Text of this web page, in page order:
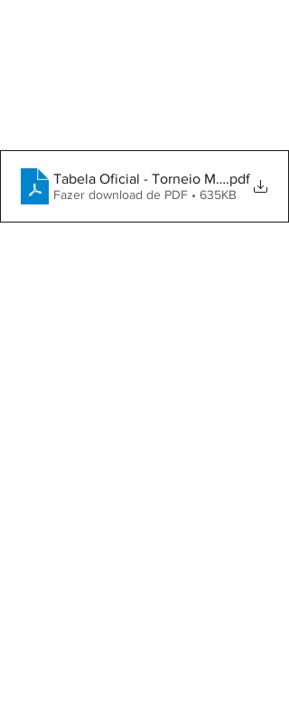
Tabela Oficial - Torneio Master +40
.pdf
Fazer download de PDF • 635KB